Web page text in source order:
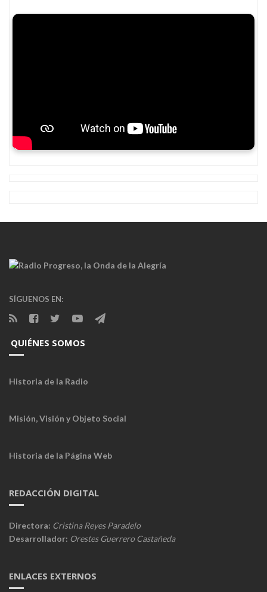
SÍGUENOS EN:
QUIÉNES SOMOS
Historia de la Radio
Misión, Visión y Objeto Social
Historia de la Página Web
REDACCIÓN DIGITAL
Directora: Cristina Reyes Paradelo
Desarrollador: Orestes Guerrero Castañeda
ENLACES EXTERNOS